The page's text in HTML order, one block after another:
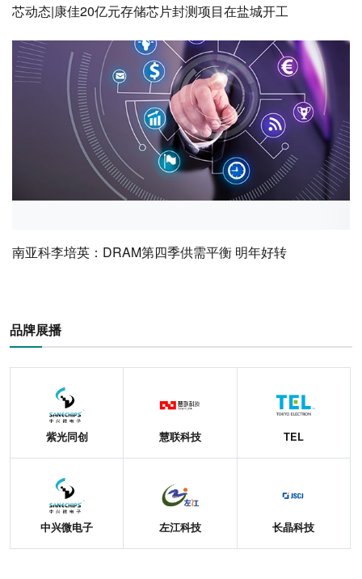
芯动态|康佳20亿元存储芯片封测项目在盐城开工
南亚科李培英：DRAM第四季供需平衡 明年好转
品牌展播
紫光同创 慧联科技 TEL
中兴微电子 左江科技 长晶科技